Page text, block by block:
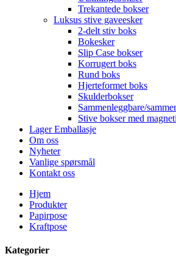
Trekantede bokser
Luksus stive gaveesker
2-delt stiv boks
Bokesker
Slip Case bokser
Korrugert boks
Rund boks
Hjerteformet boks
Skulderbokser
Sammenleggbare/
Stive bokser med
Lager Emballasje
Om oss
Nyheter
Vanlige spørsmål
Kontakt oss
Hjem
Produkter
Papirpose
Kraftpose
Kategorier